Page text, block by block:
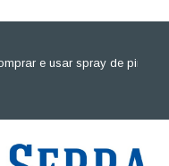
e usar spray de pimenta